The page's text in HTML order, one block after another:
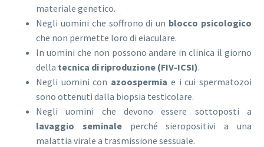
materiale genetico.
Negli uomini che soffrono di un blocco psicologico
che non permette loro di eiaculare.
In uomini che non possono andare in clinica il giorno
della tecnica di riproduzione (FIV-ICSI).
Negli uomini con azoospermia e i cui spermatozoi
sono ottenuti dalla biopsia testicolare.
Negli uomini che devono essere sottoposti a
lavaggio seminaleperché sieropositivi a una
malattia virale a trasmissione sessuale.